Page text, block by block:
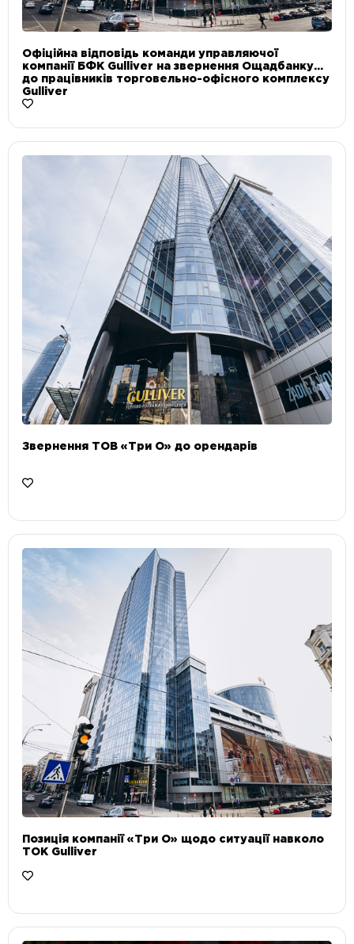
Офіційна відповідь команди управляючої
компанії БФК Gulliver на звернення Ощадбанку
до працівників торговельно-офісного комплексу
Gulliver
Звернення ТОВ «Три О» до орендарів
Позиція компанії «Три О» щодо ситуації навколо
ТОК Gulliver